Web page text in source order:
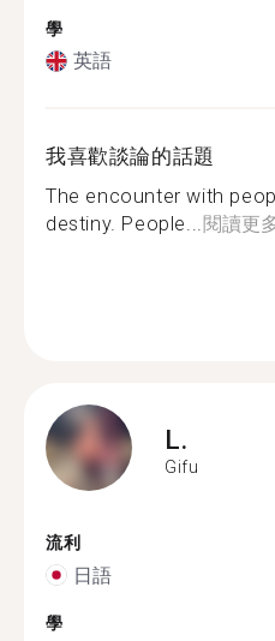
學
英語
我喜歡談論的話題
The encounter with
destiny. People...閱讀更
L.
Gifu
流利
日語
學